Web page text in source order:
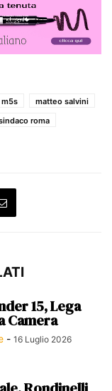
m5s
matteo salvini
roma
15, Lega
Camera
- 16 Luglio 2026